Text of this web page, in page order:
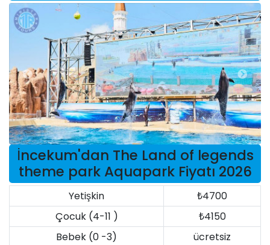
İncekum'dan The Land of legends
theme park Aquapark Fiyatı 2026
Yetişkin
₺4700
Çocuk (4-11 )
₺4150
Bebek (0 -3)
ücretsiz